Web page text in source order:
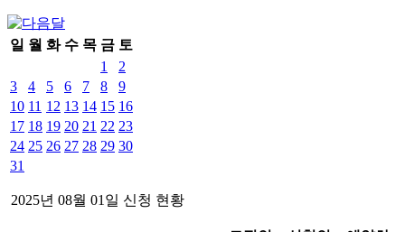
일 월 화 수 목 금 토
1
2
3
4 5 6 7 8
9
10 11 12 13 14 15 16
17 18 19 20 21 22 23
24 25 26 27 28 29 30
31
2025년 08월 01 일 신청 현황